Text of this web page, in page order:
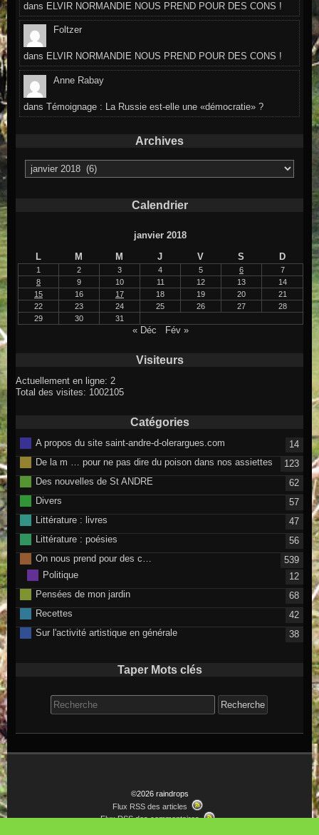
dans ELVIR NORMANDIE NOUS PREND POUR DES CONS !
Foltzer
dans ELVIR NORMANDIE NOUS PREND POUR DES CONS !
Anne Rabay
dansTémoignage : La Russie est-elle une «démocratie» ?
Archives
Archives
Calendrier
janvier 2018
L
M M J V S D
1 2 3 4 5 6
7
8
9 10 11 12 13
14
15
16 17 18 19 20
21
22
23 24 25 26 27
28
29
30 31
« Déc Fév »
Visiteurs
Actuellement en ligne: 2
Total des visites: 1002105
Catégories
A propos du site saint-andre-d-olerargues.com
14
De la m … pour ne pas dire du poison dans nos assiettes
123
Des nouvelles de St ANDRE
62
Divers
57
Littérature : livres
47
Littérature : poésies
56
On nous prend pour des c…
539
Politique
12
Pensées de mon jardin
68
Recettes
42
Sur l'activité artistique en générale
38
Taper Mots clés
Search for:
©2026 raindrops
Flux RSS des articles
Flux RSS des commentaires